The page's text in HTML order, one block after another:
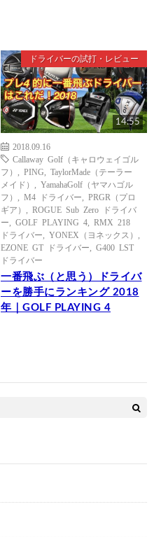
ドライバーの試打・レビュー
14:55
2018.09.16
Callaway Golf（キャロウェイゴル
フ）
PING
TaylorMade（テーラー
メイド）
YamahaGolf（ヤマハゴル
フ）
M4 ドライバー
PRGR（プロ
ギア）
ROGUE Sub Zero ドライバ
ー
GOLF PLAYING 4
RMX 218
ドライバー
YONEX（ヨネックス）
EZONE GT ドライバー
G400 LST
ドライバー
一番飛ぶ（と思う）ドライバ
ーを勝手にランキング 2018
年｜GOLF PLAYING 4